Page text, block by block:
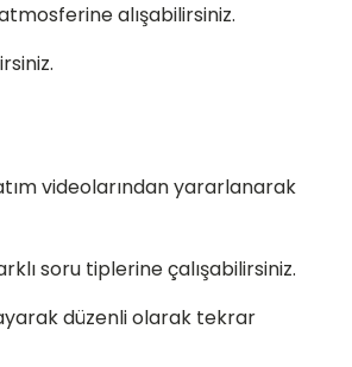
alışabilirsiniz.
videolarından yararlanarak
soru tiplerine çalışabilirsiniz.
düzenli olarak tekrar